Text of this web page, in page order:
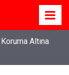
Altına